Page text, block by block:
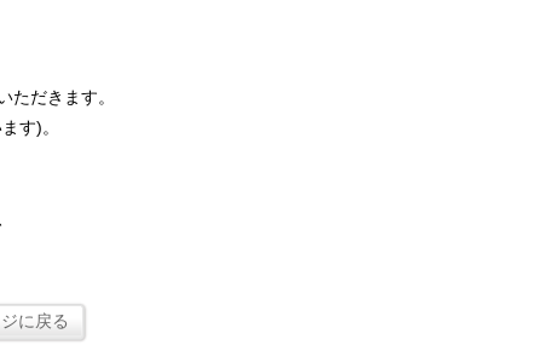
ただきます。
す)。
に戻る